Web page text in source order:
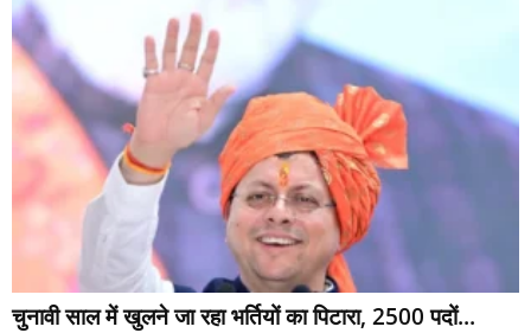
चुनावी साल में खुलने जा रहा भर्तियों का पिटारा, 2500 पदों...